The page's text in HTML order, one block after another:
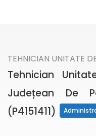
TEHNICIAN UNITATE
Tehnician
Județean De
(P4151411)